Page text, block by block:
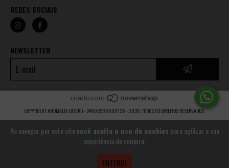
Ao navegar por este sitevocê aceita o uso de cookies para agilizar a sua
experiência de compra.
ENTENDI
REDES SOCIAIS
NEWSLETTER
COPYRIGHT ANOMALIA DISTRO - 24696588000128 - 2026. TODOS OS DIREITOS RESERVADOS.